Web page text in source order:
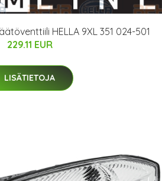
HELLA 9XL 351 024-501
229.11 EUR
LISÄTIETOJA